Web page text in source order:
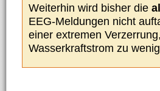
Weiterhin wird bisher die
EEG-Meldungen nicht
einer extremen
Wasserkraftstrom zu